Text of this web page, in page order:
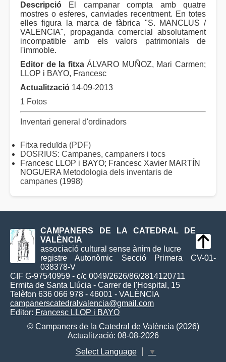
Descripció El campanar compta amb quatre
mostres o esferes, canviades recentment. En totes
elles figura la marca de fàbrica "S. MANCLUS /
VALENCIA", propaganda comercial absolutament
incompatible amb els valors patrimonials de
l'immoble.
Editor de la fitxaÁLVARO MUÑOZ, Mari Carmen;
LLOP i BAYO, Francesc
Actualització 14-09-2013
1 Fotos
Inventari general d'ordinadors
Fitxa reduïda (PDF)
DOSRIUS: Campanes, campaners i tocs
Francesc LLOP i BAYO; Francesc Xavier MARTÍN
NOGUERA Metodologia dels inventaris de
campanes (1998)
CAMPANERS DE LA CATEDRAL DE
VALÈNCIA
associació cultural sense ànim de lucre
registre Autonòmic Secció Primera CV-01-
038378-V
CIF G-97540959 - c/c 0049/2626/86/2814120711
Ermita de Santa Llúcia - Carrer de l'Hospital, 15
Telèfon 636 066 978 - 46001 - VALÈNCIA
campanerscatedralvalencia@gmail.com
Editor: Francesc LLOP i BAYO
© Campaners de la Catedral de València (2026)
Actualització: 08-08-2026
Select Language
▼